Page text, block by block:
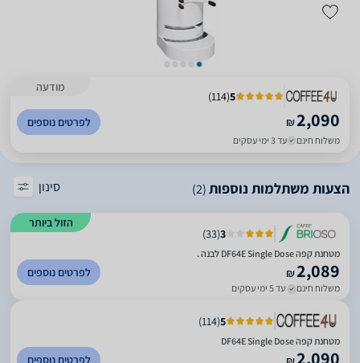
מודעה
5
(
114
)
₪2,090
משלוח חינם עד 3 ימי עסקים
לפרטים נוספים
הצעות משתלמות נוספות(2) סינון
הזול ביותר
3
(
33
)
מטחנת קפה DF64E Single Dose לבנה .
₪2,089
משלוח חינם עד 5 ימי עסקים
לפרטים נוספים
5
(
114
)
מטחנת קפה DF64E Single Dose
2,090 לפרטים נוספים